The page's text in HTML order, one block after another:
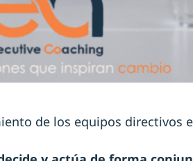
de los equipos directivos